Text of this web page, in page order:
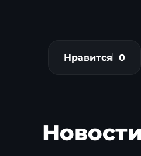
Нравится 0